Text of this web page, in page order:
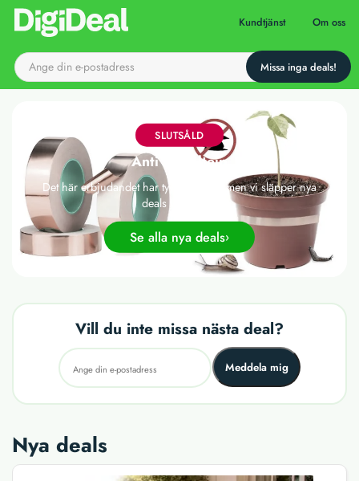
Till startsidan Kundtjänst Om oss
SLUTSÅLD
Anti snigeltejp
Det här erbjudandet har tyvärr gått ut, men vi släpper nya
deals varje dag!
Se alla nya deals
Vill du inte missa nästa deal?
Meddela mig
Nya deals